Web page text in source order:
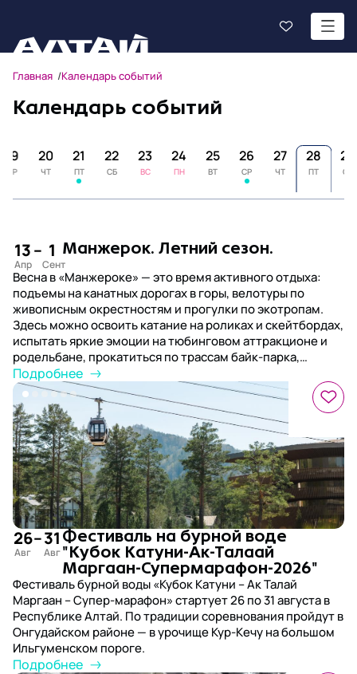
Главная Календарь событий
Календарь событий
19
СР
20
ЧТ
21
ПТ
22
СБ
23
ВС
24
ПН
25
ВТ
26
СР
27
ЧТ
28
ПТ
29
СБ
13– 1 Манжерок. Летний сезон.
Весна в «Манжероке» — это время активного отдыха:
подъемы на канатных дорогах в горы, велотуры по
живописным окрестностям и прогулки по экотропам.
Здесь можно освоить катание на роликах и скейтбордах,
испытать яркие эмоции на тюбинговом аттракционе и
родельбане, прокатиться по трассам байк-парка,
попробовать полеты на парапланах и поездки на
квадроциклах, а также побывать на экскурсиях к самым
живописным уголкам региона и к цветущему
маральнику.
Подробнее
26–31 Фестиваль на бурной воде
"Кубок Катуни-Ак-Талаай
Маргаан-Супермарафон-2026"
Фестиваль бурной воды «Кубок Катуни – Ак Талай
Маргаан – Супер-марафон» стартует 26 по 31 августа в
Республике Алтай. По традиции соревнования пройдут в
Онгудайском районе — в урочище Кур-Кечу на большом
Ильгуменском пороге.
Подробнее